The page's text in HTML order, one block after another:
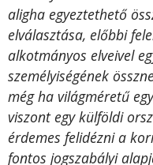
aligha egyeztethető
elválasztása, előbbi
alkotmányos elveivel
személyiségének
még ha világméretű
viszont egy külföldi
érdemes felidézni a
fontos jogszabályi